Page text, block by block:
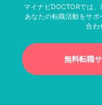
マイナビDOCTORでは
あなたの転職活動をサ
合わ
無料転職